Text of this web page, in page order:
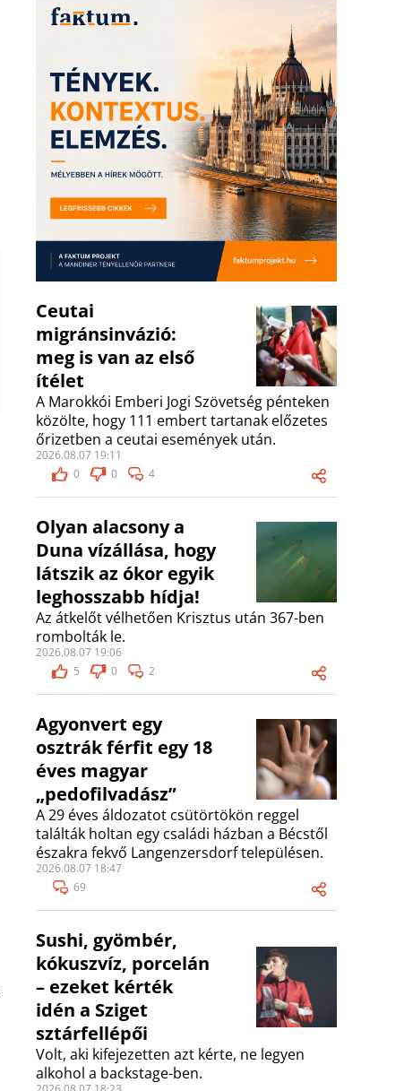
Ceutai
migránsinvázió:
meg is van az első
ítélet
A Marokkói Emberi Jogi Szövetség pénteken
közölte, hogy 111 embert tartanak előzetes
őrizetben a ceutai események után.
2026.08.07 19:11
0
0 4
Olyan alacsony a
Duna vízállása, hogy
látszik az ókor egyik
leghosszabb hídja!
Az átkelőt vélhetően Krisztus után 367-ben
rombolták le.
2026.08.07 19:06
5
0 2
Agyonvert egy
osztrák férfit egy 18
éves magyar
„pedofilvadász”
A 29 éves áldozatot csütörtökön reggel
találták holtan egy családi házban a Bécstől
északra fekvő Langenzersdorf településen.
2026.08.07 18:47
69
Sushi, gyömbér,
kókuszvíz, porcelán
– ezeket kérték
idén a Sziget
sztárfellépői
Volt, aki kifejezetten azt kérte, ne legyen
alkohol a backstage-ben.